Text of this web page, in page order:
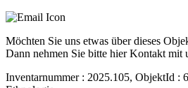
Möchten Sie uns etwas über dieses
Dann nehmen Sie bitte hier Kontakt mit
Inventarnummer : 2025.105, ObjektId :